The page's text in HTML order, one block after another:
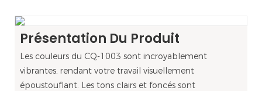
Présentation Du Produit
Les couleurs du CQ-1003 sont incroyablement
vibrantes, rendant votre travail visuellement
époustouflant. Les tons clairs et foncés sont